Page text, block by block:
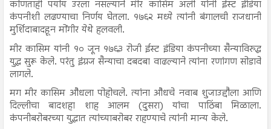
कोणताही पर्याय उरला नसल्याने मीर कासिम अली यांनी ईस्ट इंडिया
कंपनीशी लढण्याचा निर्णय घेतला. १७६२ मध्ये त्यांनी बंगालची राजधानी
मुर्शिदाबादहून मोंगीर येथे हलवली.
मीर कासिम यांनी १० जून १७६३ रोजी ईस्ट इंडिया कंपनीच्या सैन्याविरुद्ध
युद्ध सुरू केले. परंतु इंग्रज सैन्याचा दबदबा वाढल्याने त्यांना रणांगण सोडावे
लागले.
मग मीर कासिम औधला पोहोचले. त्यांना औधचे नवाब शुजाउद्दौला आणि
दिल्लीचा बादशहा शाह आलम (दुसरा) यांचा पाठिंबा मिळाला.
कंपनीबरोबरच्या युद्धात त्यांच्याबरोबर राहण्याचे त्यांनी मान्य केले.